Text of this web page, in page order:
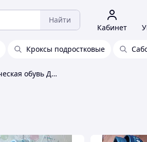
Найти
Кабинет
Кроксы подростковые
Женская ортопедическая обувь Даго Стиль